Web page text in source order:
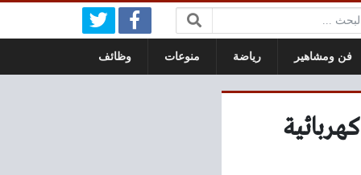
فن ومشاهير رياضة منوعات وظائف
لطرح 10 سيارات كهربائية